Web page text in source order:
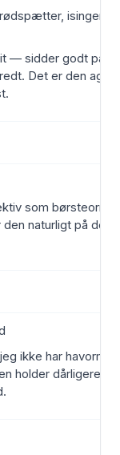
isinger),
— sidder godt på
Det er den agn
som børsteorm,
naturligt på de
ikke har havorm
holder dårligere